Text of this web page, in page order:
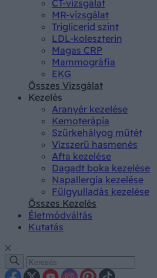
CT-vizsgálat
MR-vizsgálat
Triglicerid szint
LDL-koleszterin
Magas CRP
Mammográfia
EKG
Összes Vizsgálat
Kezelés
Aranyér kezelése
Kemoterápia
Szürkehályog műtét
Vízszerű hasmenés
Afta kezelése
Dagadt boka kezelése
Napallergia kezelése
Fülgyulladás kezelése
Összes Kezelés
Életmódváltás
Kutatás